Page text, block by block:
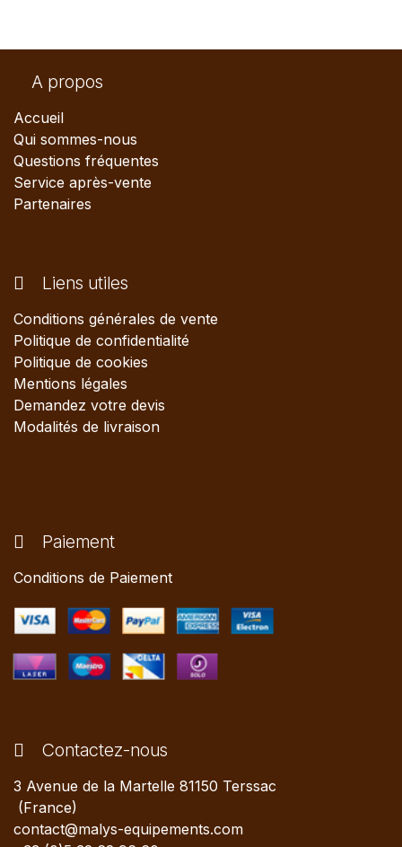
A propos
Accueil
Qui sommes-nous
Questions fréquentes
Service après-vente
Partenaires
Liens utiles
Conditions générales de vente
Politique de confidentialité
Politique de cookies
Mentions légales
Demandez votre devis
Modalités de livraison
Paiement
Conditions de Paiement
Contactez-nous
3 Avenue de la Martelle 81150 Terssac
(France)
contact@malys-equipements.com